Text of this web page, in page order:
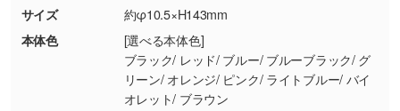
現物支給による色指定も承っております。→
しく見る
・背景がある画像からキャラクター部分だけを
使いたいです
商品が破損した場合
・商品到着後7日以上経過している場合
・お客様のご都合による返品・交換依頼(商
品・色・数量などの注文間違い等)
サイズ
約φ10.5×H143mm
本体色
[選べる本体色]
ブラック/ レッド/ ブルー/ ブルーブラック/ グ
リーン/ オレンジ/ ピンク/ ライトブルー/ バイ
オレット/ ブラウン